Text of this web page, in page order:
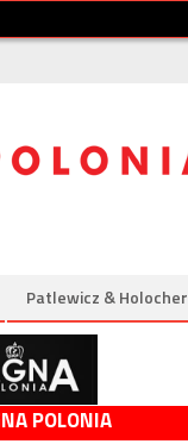
Patlewicz & Holocher
POLONIA